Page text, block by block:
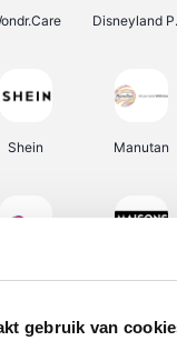
gebruik van
Shein Manutan